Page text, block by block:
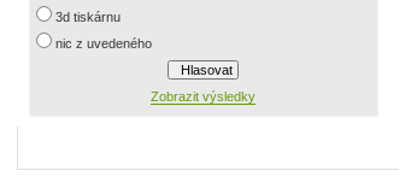
3d tiskárnu
nic z uvedeného
Zobrazit výsledky